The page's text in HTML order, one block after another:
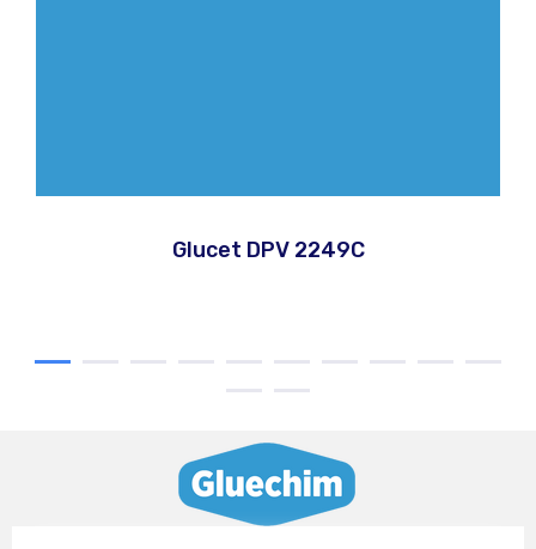
Glucet DPV 2249C